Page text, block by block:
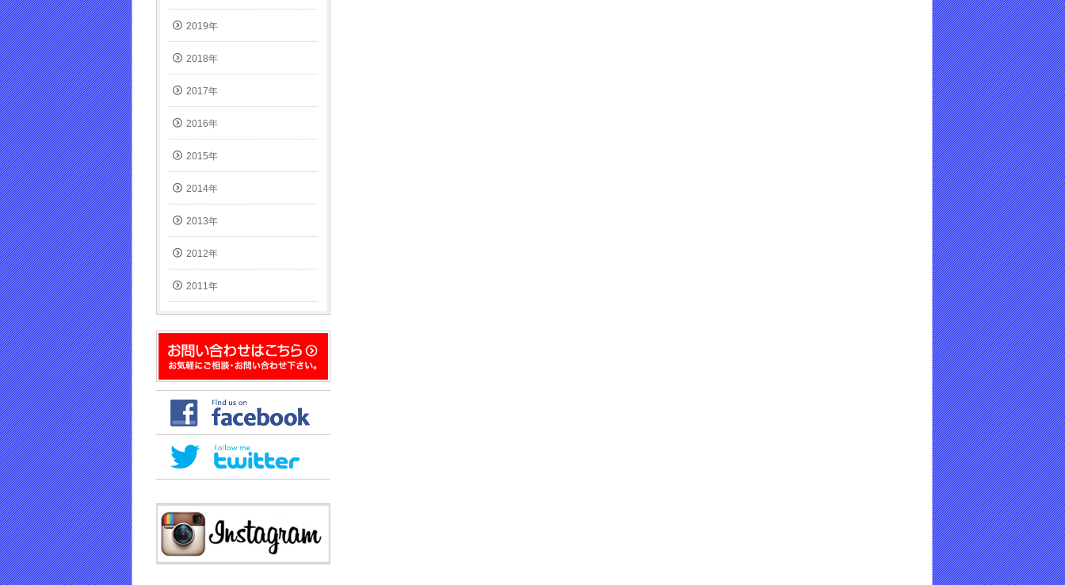
2019年
2018年
2017年
2016年
2015年
2014年
2013年
2012年
2011年